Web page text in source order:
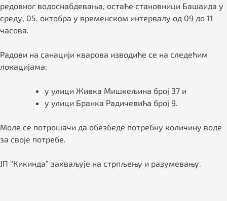
редовног водоснабдевања, остаће становници Башаида у
среду, 05. октобра у временском интервалу од 09 до 11
часова.
Радови на санацији кварова изводиће се на следећим
локацијама:
у улици Живка Мишкељина број 37 и
у улици Бранка Радичевића број 9.
Моле се потрошачи да обезбеде потребну количину воде
за своје потребе.
ЈП “Кикинда” захваљује на стрпљењу и разумевању.